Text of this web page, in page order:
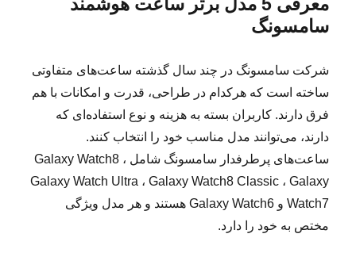
سامسونگ
شرکت سامسونگ در چند سال گذشته ساعت‌های متفاوتی
ساخته است که هرکدام در طراحی، قدرت و امکانات با هم
فرق دارند. کاربران بسته به هزینه و نوع استفاده‌ای که
دارند، می‌توانند مدل مناسب خود را انتخاب کنند.
ساعت‌های پرطرفدار سامسونگ شامل Galaxy Watch8 ،
Galaxy Watch Ultra ، Galaxy Watch8 Classic ، Galaxy
Watch7 و Galaxy Watch6 هستند و هر مدل ویژگی
مختص به خود را دارد.